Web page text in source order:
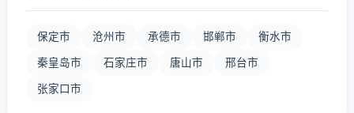
保定市 沧州市 承德市 邯郸市 衡水市
秦皇岛市 石家庄市 唐山市 邢台市
张家口市